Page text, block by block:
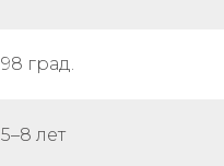
98 град.
5–8 лет